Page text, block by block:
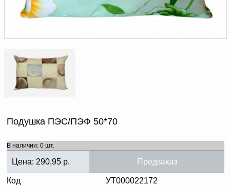
Документы по работе с
персональными данными
Подушка ПЭС/ПЭФ 50*70
В наличии: 0 шт.
Цена: 290,95 р. Предзаказ
Код
УТ000022172